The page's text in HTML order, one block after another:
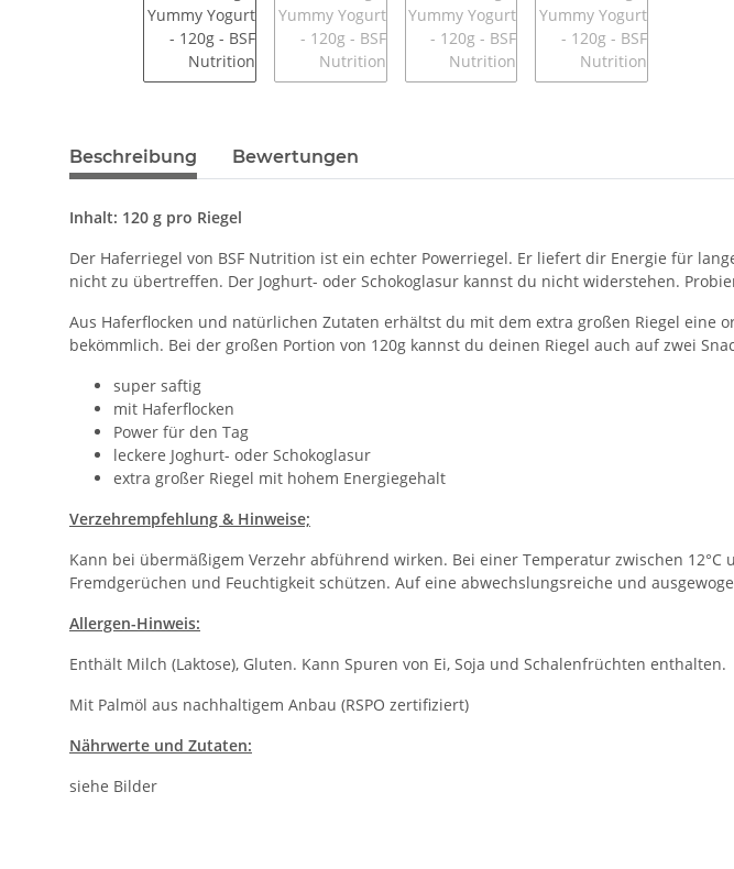
Beschreibung Bewertungen
Inhalt: 120 g pro Riegel
Der Haferriegel von BSF Nutrition ist ein echter Powerriegel. Er liefert dir Energie für
nicht zu übertreffen. Der Joghurt- oder Schokoglasur kannst du nicht widerstehen.
Aus Haferflocken und natürlichen Zutaten erhältst du mit dem extra großen Riegel eine
bekömmlich. Bei der großen Portion von 120g kannst du deinen Riegel auch auf zwei
super saftig
mit Haferflocken
Power für den Tag
leckere Joghurt- oder Schokoglasur
extra großer Riegel mit hohem Energiegehalt
Verzehrempfehlung & Hinweise;
Kann bei übermäßigem Verzehr abführend wirken. Bei einer Temperatur zwischen
Fremdgerüchen und Feuchtigkeit schützen. Auf eine abwechslungsreiche und
Allergen-Hinweis:
Enthält Milch (Laktose), Gluten. Kann Spuren von Ei, Soja und Schalenfrüchten enthalten.
Mit Palmöl aus nachhaltigem Anbau (RSPO zertifiziert)
Nährwerte und Zutaten:
siehe Bilder